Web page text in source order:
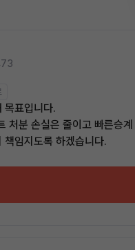
목표입니다.
처분 손실은 줄이고 빠른승
책임지도록 하겠습니다.